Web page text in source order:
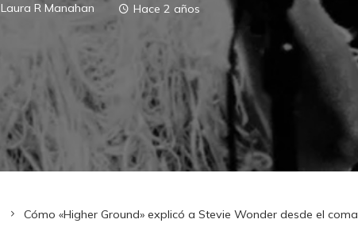
Laura R Manahan Hace 2 años
Cómo «Higher Ground» explicó a Stevie Wonder desde el coma